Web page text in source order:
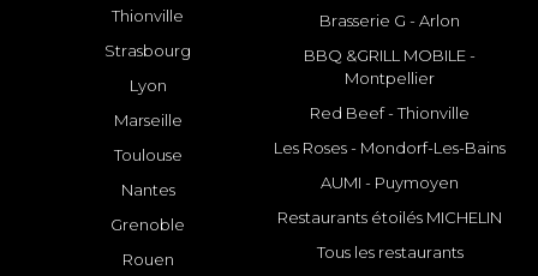
Thionville
Strasbourg
Lyon
Marseille
Toulouse
Nantes
Grenoble
Rouen
Brasserie G - Arlon
BBQ &GRILL MOBILE -
Montpellier
Red Beef - Thionville
Les Roses - Mondorf-Les-Bains
AUMI - Puymoyen
Restaurants étoilés MICHELIN
Tous les restaurants